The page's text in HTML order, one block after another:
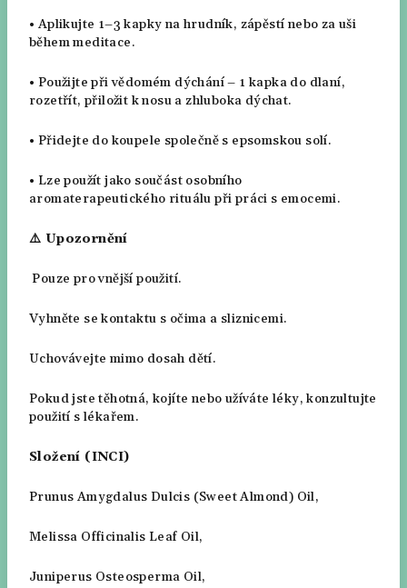
• Aplikujte 1–3 kapky na hrudník, zápěstí nebo za uši
během meditace.
• Použijte při vědomém dýchání – 1 kapka do dlaní,
rozetřít, přiložit k nosu a zhluboka dýchat.
• Přidejte do koupele společně s epsomskou solí.
• Lze použít jako součást osobního
aromaterapeutického rituálu při práci s emocemi.
⚠️ Upozornění
Pouze pro vnější použití.
Vyhněte se kontaktu s očima a sliznicemi.
Uchovávejte mimo dosah dětí.
Pokud jste těhotná, kojíte nebo užíváte léky, konzultujte
použití s lékařem.
Složení (INCI)
Prunus Amygdalus Dulcis (Sweet Almond) Oil,
Melissa Officinalis Leaf Oil,
Juniperus Osteosperma Oil,